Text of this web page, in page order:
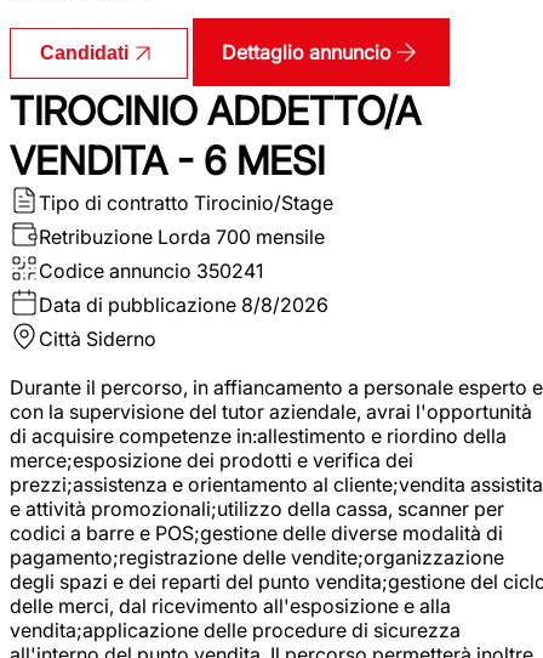
Candidati Dettaglio annuncio
TIROCINIO ADDETTO/A
VENDITA - 6 MESI
Tipo di contratto Tirocinio/Stage
Retribuzione Lorda 700 mensile
Codice annuncio 350241
Data di pubblicazione 8/8/2026
Città Siderno
Durante il percorso, in affiancamento a personale esperto e
con la supervisione del tutor aziendale, avrai l'opportunità
di acquisire competenze in:allestimento e riordino della
merce;esposizione dei prodotti e verifica dei
prezzi;assistenza e orientamento al cliente;vendita assistita
e attività promozionali;utilizzo della cassa, scanner per
codici a barre e POS;gestione delle diverse modalità di
pagamento;registrazione delle vendite;organizzazione
degli spazi e dei reparti del punto vendita;gestione del
delle merci, dal ricevimento all'esposizione e alla
vendita;applicazione delle procedure di sicurezza